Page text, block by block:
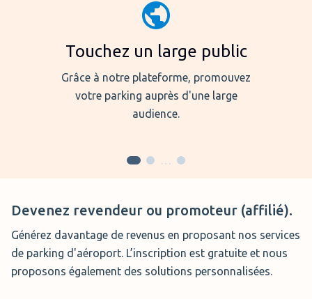
Touchez un large public
Grâce à notre plateforme, promouvez
votre parking auprès d'une large
audience.
…
Devenez revendeur ou promoteur (affilié).
Générez davantage de revenus en proposant nos services
de parking d'aéroport. L’inscription est gratuite et nous
proposons également des solutions personnalisées.